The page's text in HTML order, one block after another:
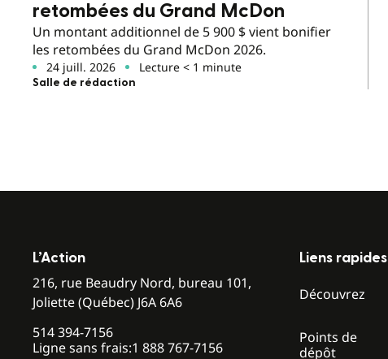
retombées du Grand McDon
Un montant additionnel de 5 900 $ vient bonifier
les retombées du Grand McDon 2026.
24 juill. 2026 Lecture < 1 minute
Salle de rédaction
L’Action
216, rue Beaudry Nord, bureau 101,
Joliette (Québec) J6A 6A6
514 394-7156
Ligne sans frais:1 888 767-7156
Liens rapides
Découvrez
Points de
dépôt